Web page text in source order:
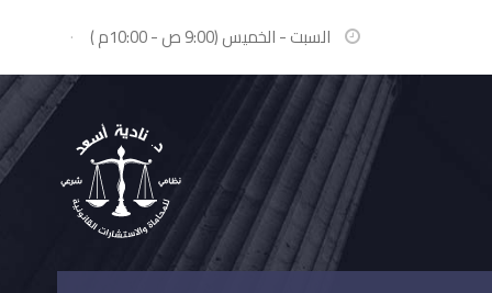
السبت - الخميس (9:00 ص - 10:00م ) ·